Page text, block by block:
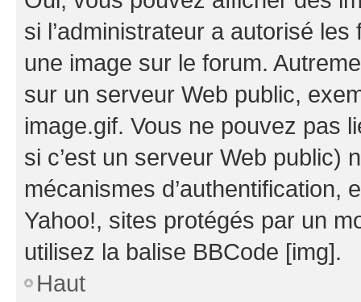
si l’administrateur a autorisé
une image sur le forum.
sur un serveur Web public,
image.gif. Vous ne pouvez pas
si c’est un serveur Web public)
mécanismes d’authentification,
Yahoo!, sites protégés par un
utilisez la balise BBCode [img].
Haut